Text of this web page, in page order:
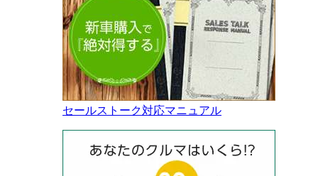
セールストーク対応マニュアル